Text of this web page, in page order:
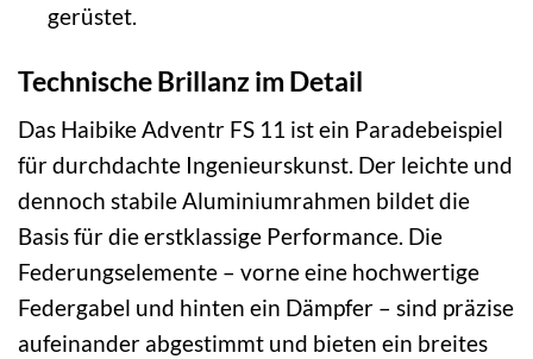
gerüstet.
Technische Brillanz im Detail
Das Haibike Adventr FS 11 ist ein Paradebeispiel
für durchdachte Ingenieurskunst. Der leichte und
dennoch stabile Aluminiumrahmen bildet die
Basis für die erstklassige Performance. Die
Federungselemente – vorne eine hochwertige
Federgabel und hinten ein Dämpfer – sind präzise
aufeinander abgestimmt und bieten ein breites